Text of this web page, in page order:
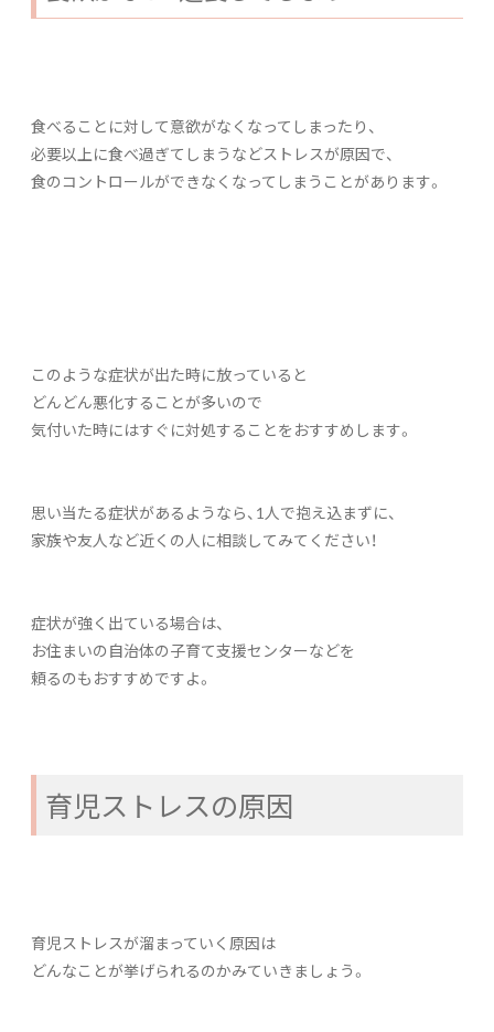
食べることに対して意欲がなくなってしまったり、
必要以上に食べ過ぎてしまうなどストレスが原因で、
食のコントロールができなくなってしまうことがあります。
このような症状が出た時に放っていると
どんどん悪化することが多いので
気付いた時にはすぐに対処することをおすすめします。
思い当たる症状があるようなら、1人で抱え込まずに、
家族や友人など近くの人に相談してみてください！
症状が強く出ている場合は、
お住まいの自治体の子育て支援センターなどを
頼るのもおすすめですよ。
育児ストレスの原因
育児ストレスが溜まっていく原因は
どんなことが挙げられるのかみていきましょう。